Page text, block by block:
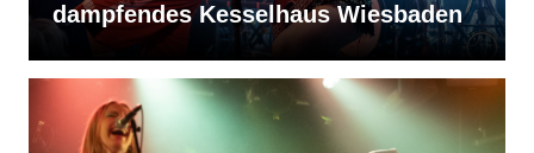
dampfendes Kesselhaus Wiesbaden